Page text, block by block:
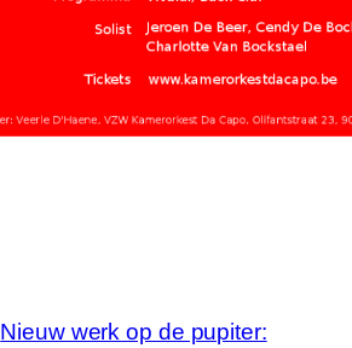
Nieuw werk op de pupiter: